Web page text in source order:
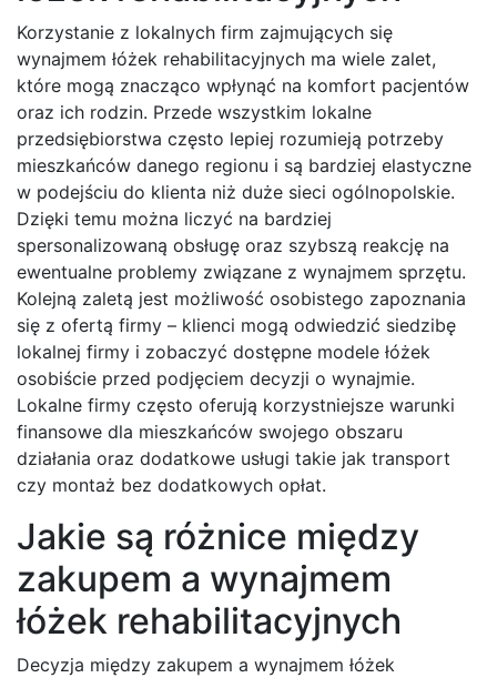
Korzystanie z lokalnych firm zajmujących się
wynajmem łóżek rehabilitacyjnych ma wiele zalet,
które mogą znacząco wpłynąć na komfort pacjentów
oraz ich rodzin. Przede wszystkim lokalne
przedsiębiorstwa często lepiej rozumieją potrzeby
mieszkańców danego regionu i są bardziej elastyczne
w podejściu do klienta niż duże sieci ogólnopolskie.
Dzięki temu można liczyć na bardziej
spersonalizowaną obsługę oraz szybszą reakcję na
ewentualne problemy związane z wynajmem sprzętu.
Kolejną zaletą jest możliwość osobistego zapoznania
się z ofertą firmy – klienci mogą odwiedzić siedzibę
lokalnej firmy i zobaczyć dostępne modele łóżek
osobiście przed podjęciem decyzji o wynajmie.
Lokalne firmy często oferują korzystniejsze warunki
finansowe dla mieszkańców swojego obszaru
działania oraz dodatkowe usługi takie jak transport
czy montaż bez dodatkowych opłat.
Jakie są różnice między
zakupem a wynajmem
łóżek rehabilitacyjnych
Decyzja między zakupem a wynajmem łóżek